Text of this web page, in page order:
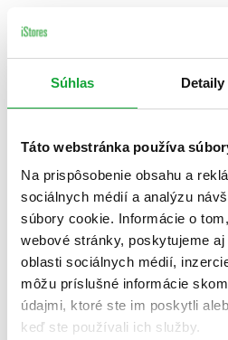
Súhlas Detaily
Táto webstránka používa
Na prispôsobenie obsahu a
sociálnych médií a analýzu
súbory cookie. Informácie o
webové stránky, poskytujeme
oblasti sociálnych médií,
môžu príslušné informácie
údajmi, ktoré ste im poskytli
keď ste používali ich služby.